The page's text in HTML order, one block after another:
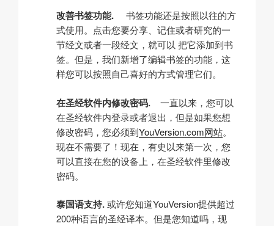
改善书签功能. 书签功能还是按照以往的方
式使用。点击您要分享、记住或者研究的一
节经文或者一段经文，就可以 把它添加到书
签。但是，我们新增了编辑书签的功能，这
样您可以按照自己喜好的方式管理它们。
在圣经软件内修改密码. 一直以来，您可以
在圣经软件内登录或者退出，但是如果您想
修改密码，您必须到YouVersion.com网站。
现在不需要了！现在，有史以来第一次，您
可以直接在您的设备上，在圣经软件里修改
密码。
泰国语支持.或许您知道YouVersion提供超过
200种语言的圣经译本。但是您知道吗，现